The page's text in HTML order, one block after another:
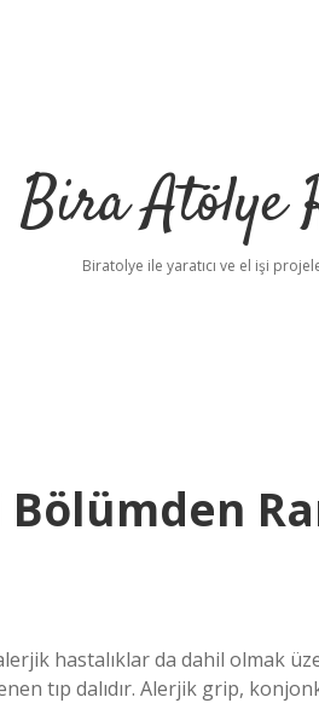
Bira Atölye
Biratolye ile yaratıcı ve el işi
hastalıklar da dahil olmak
tıp dalıdır. Alerjik grip,